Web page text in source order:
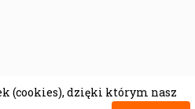
Polityka cookies
(cookies), dzięki którym nasz